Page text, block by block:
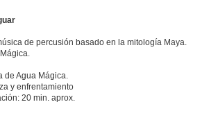
de percusión basado en la mitología Maya.
de Agua Mágica.
y enfrentamiento
20 min. aprox.